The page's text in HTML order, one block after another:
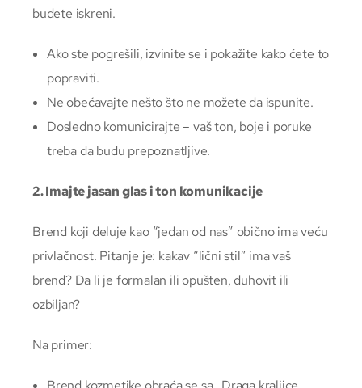
budete iskreni.
Ako ste pogrešili, izvinite se i pokažite kako ćete to
popraviti.
Ne obećavajte nešto što ne možete da ispunite.
Dosledno komunicirajte – vaš ton, boje i poruke
treba da budu prepoznatljive.
2. Imajte jasan glas i ton komunikacije
Brend koji deluje kao “jedan od nas” obično ima veću
privlačnost. Pitanje je: kakav “lični stil” ima vaš
brend? Da li je formalan ili opušten, duhovit ili
ozbiljan?
Na primer: